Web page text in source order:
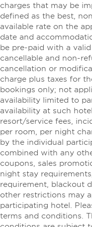
charges that may be
defined as the best,
available rate on the
date and
be pre-paid with a
cancellable and non-
cancellation or
charge plus taxes for
bookings only; not
availability limited to
availability at such
resort/service fees,
per room, per night
by the individual
combined with any
coupons, sales
night stay
requirement, blackout
other restrictions may
participating hotel.
terms and conditions.